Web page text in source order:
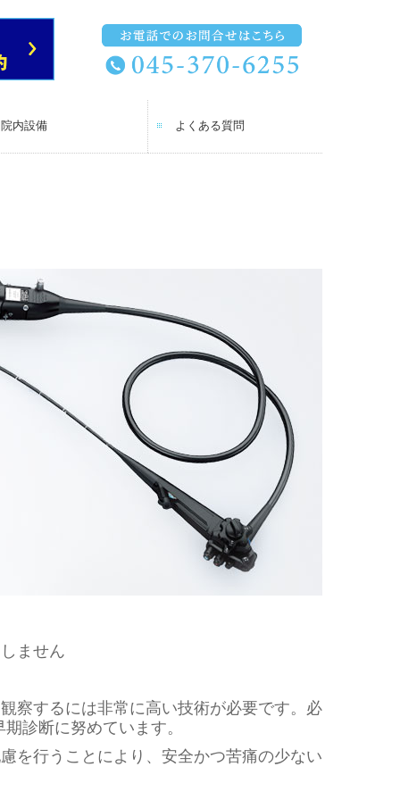
院内設備 よくある質問
ません
察するには非常に高い技術が必要です。必
診断に努めています。
を行うことにより、安全かつ苦痛の少ない